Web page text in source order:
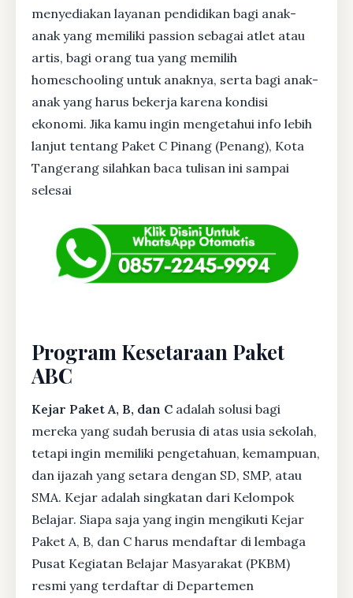
menyediakan layanan pendidikan bagi anak-
anak yang memiliki passion sebagai atlet atau
artis, bagi orang tua yang memilih
homeschooling untuk anaknya, serta bagi anak-
anak yang harus bekerja karena kondisi
ekonomi. Jika kamu ingin mengetahui info lebih
lanjut tentang Paket C Pinang (Penang), Kota
Tangerang silahkan baca tulisan ini sampai
selesai
Program Kesetaraan Paket
ABC
Kejar Paket A, B, dan C adalah solusi bagi
mereka yang sudah berusia di atas usia sekolah,
tetapi ingin memiliki pengetahuan, kemampuan,
dan ijazah yang setara dengan SD, SMP, atau
SMA. Kejar adalah singkatan dari Kelompok
Belajar. Siapa saja yang ingin mengikuti Kejar
Paket A, B, dan C harus mendaftar di lembaga
Pusat Kegiatan Belajar Masyarakat (PKBM)
resmi yang terdaftar di Departemen